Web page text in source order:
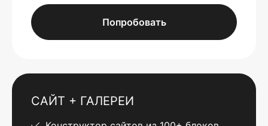
Попробовать
САЙТ + ГАЛЕРЕИ